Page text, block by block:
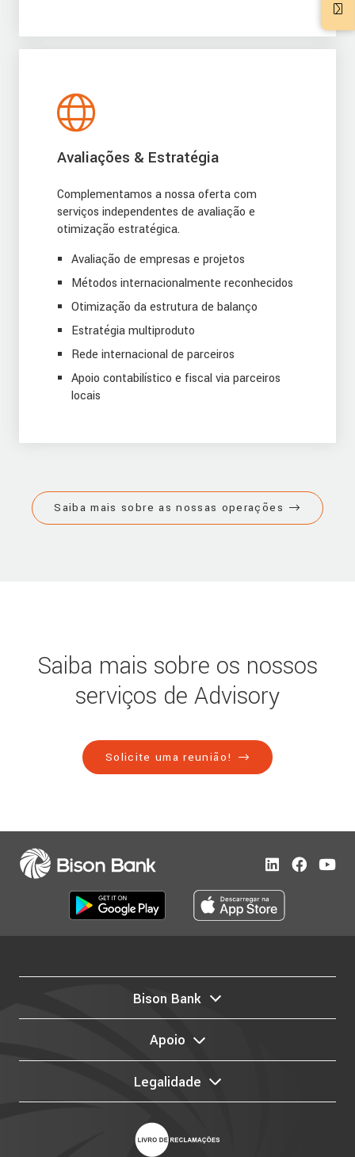
Avaliações & Estratégia
Complementamos a nossa oferta com
serviços independentes de avaliação e
otimização estratégica.
Avaliação de empresas e projetos
Métodos internacionalmente reconhecidos
Otimização da estrutura de balanço
Estratégia multiproduto
Rede internacional de parceiros
Apoio contabilístico e fiscal via parceiros
locais
Saiba mais sobre as nossas operações
Saiba mais sobre os nossos
serviços de Advisory
Solicite uma reunião!
Bison Bank
Apoio
Legalidade